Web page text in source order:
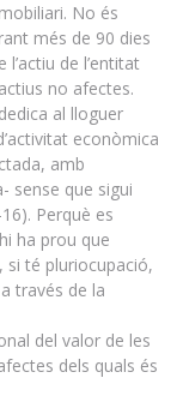
No és
més de 90 dies
de l’entitat
no afectes.
al lloguer
econòmica
amb
sense que sigui
Perquè es
ha prou que
té pluriocupació,
través de la
del valor de les
dels quals és